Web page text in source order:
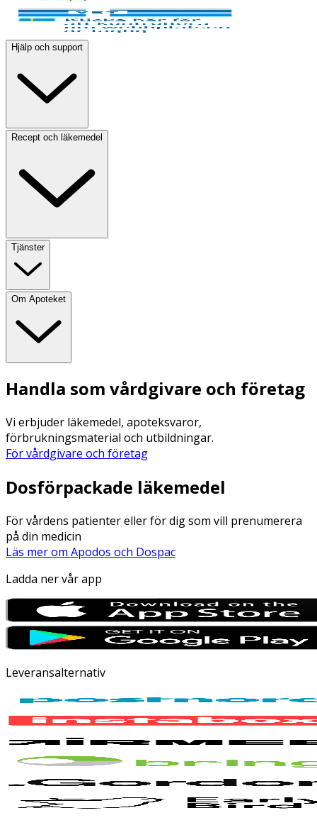
Hjälp och support
Recept och läkemedel
Tjänster
Om Apoteket
Handla som vårdgivare och företag
Vi erbjuder läkemedel, apoteksvaror,
förbrukningsmaterial och utbildningar.
För vårdgivare och företag
Dosförpackade läkemedel
För vårdens patienter eller för dig som vill prenumerera
på din medicin
Läs mer om Apodos och Dospac
Ladda ner vår app
Leveransalternativ